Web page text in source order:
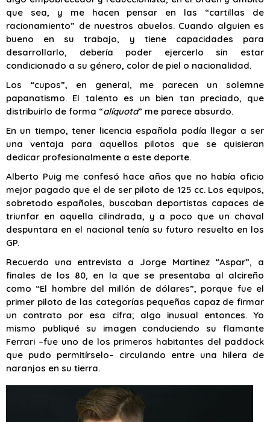
que sea, y me hacen pensar en las “cartillas de
racionamiento” de nuestros abuelos. Cuando alguien es
bueno en su trabajo, y tiene capacidades para
desarrollarlo, debería poder ejercerlo sin estar
condicionado a su género, color de piel o nacionalidad.
Los “cupos”, en general, me parecen un solemne
papanatismo. El talento es un bien tan preciado, que
distribuirlo de forma “alíquota” me parece absurdo.
En un tiempo, tener licencia española podía llegar a ser
una ventaja para aquellos pilotos que se quisieran
dedicar profesionalmente a este deporte.
Alberto Puig me confesó hace años que no había oficio
mejor pagado que el de ser piloto de 125 cc. Los equipos,
sobretodo españoles, buscaban deportistas capaces de
triunfar en aquella cilindrada, y a poco que un chaval
despuntara en el nacional tenía su futuro resuelto en los
GP.
Recuerdo una entrevista a Jorge Martinez “Aspar”, a
finales de los 80, en la que se presentaba al alcireño
como “El hombre del millón de dólares”, porque fue el
primer piloto de las categorías pequeñas capaz de firmar
un contrato por esa cifra; algo inusual entonces. Yo
mismo publiqué su imagen conduciendo su flamante
Ferrari –fue uno de los primeros habitantes del paddock
que pudo permitírselo– circulando entre una hilera de
naranjos en su tierra.